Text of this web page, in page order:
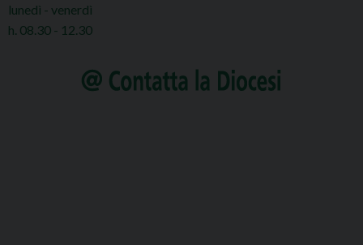
lunedì - venerdì
h. 08.30 - 12.30